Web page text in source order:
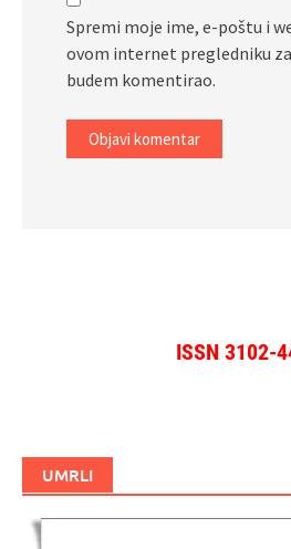
Spremi moje ime, e-poštu i
ovom internet pregledniku
budem komentirao.
ISSN 3102-
UMRLI